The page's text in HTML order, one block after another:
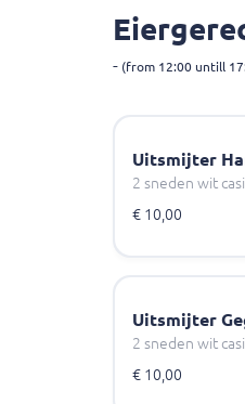
- (from 12:00 untill
Uitsmijter
2 sneden wit
€ 10,00
Uitsmijter
2 sneden wit
€ 10,00